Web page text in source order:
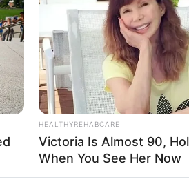
HEALTHYREHABCARE
Victoria Is Almost 90,
When You See Her Now